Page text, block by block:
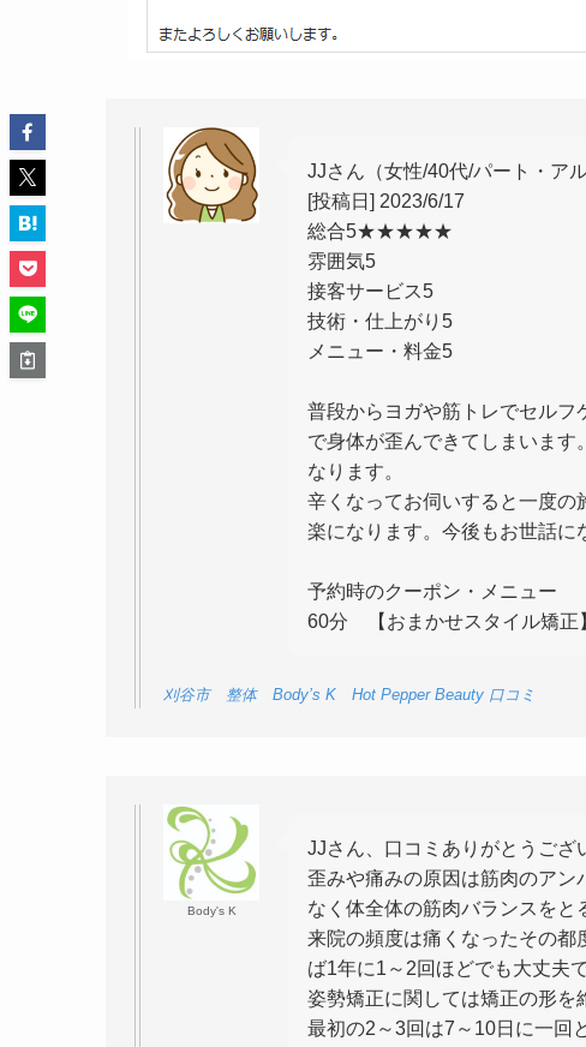
JJさん（女性/40代/パート・アル
[投稿日] 2023/6/17
総合5★★★★★
雰囲気5
接客サービス5
技術・仕上がり5
メニュー・料金5
普段からヨガや筋トレでセルフ
で身体が歪んできてしまいます
なります。
辛くなってお伺いすると一度の
楽になります。今後もお世話に
予約時のクーポン・メニュー
60分 【おまかせスタイル矯正
刈谷市 整体 Body’s K Hot Pepper Beauty 口コミ
Body's K
JJさん、口コミありがとうござ
歪みや痛みの原因は筋肉のアン
なく体全体の筋肉バランスをと
来院の頻度は痛くなったその都
ば1年に1～2回ほどでも大丈夫で
姿勢矯正に関しては矯正の形を
最初の2～3回は7～10日に一回